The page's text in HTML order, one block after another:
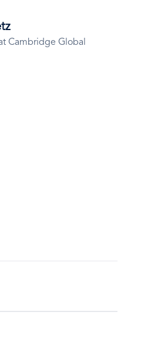
Cambridge Global